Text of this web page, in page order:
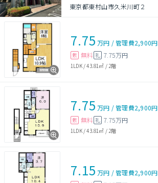
東京都東村山市久米川町２
7.75 万円 /管理費2,900円
敷 無料 礼 7.75万円
1LDK/43.81㎡ / 2階
7.75 万円 /管理費2,900円
敷 無料 礼 7.75万円
1LDK/43.81㎡ / 2階
7.15 万円 /管理費2,900円